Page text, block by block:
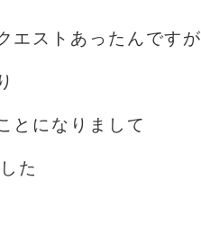
エストあったんですが
とになりまして
た